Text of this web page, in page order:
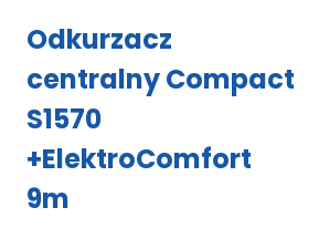
Odkurzacz
centralny Compact
S1570
+ElektroComfort
9m